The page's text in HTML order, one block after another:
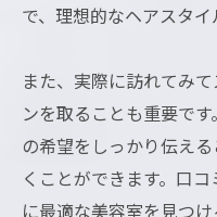
で、理想的なヘアスタイ
また、実際に訪れてみ
ンを取ることも重要で
の希望をしっかり伝え
くことができます。口
に最適な美容室を見つ